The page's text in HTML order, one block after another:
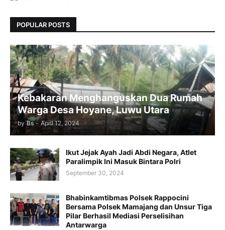
POPULAR POSTS
Kebakaran Menghanguskan Dua Rumah
Warga Desa Hoyane, Luwu Utara
by Bs - April 12, 2024
Ikut Jejak Ayah Jadi Abdi Negara, Atlet
Paralimpik Ini Masuk Bintara Polri
September 30, 2024
Bhabinkamtibmas Polsek Rappocini
Bersama Polsek Mamajang dan Unsur Tiga
Pilar Berhasil Mediasi Perselisihan
Antarwarga